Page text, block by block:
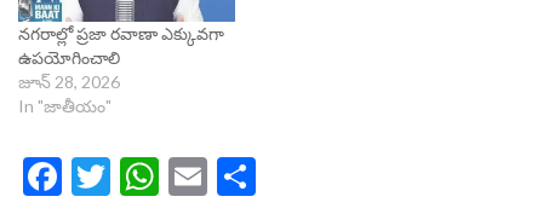
నగరాల్లో ప్రజా రవాణా ఎక్కువగా
ఉపయోగించాలి
జూన్ 28, 2026
In "జాతీయం"
Facebook
Twitter
WhatsApp
Email